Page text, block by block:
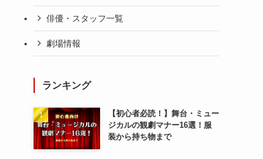
俳優・スタッフ一覧
劇場情報
ランキング
【初心者必読！】舞台・ミュー
ジカルの観劇マナー16選！服
装から持ち物まで